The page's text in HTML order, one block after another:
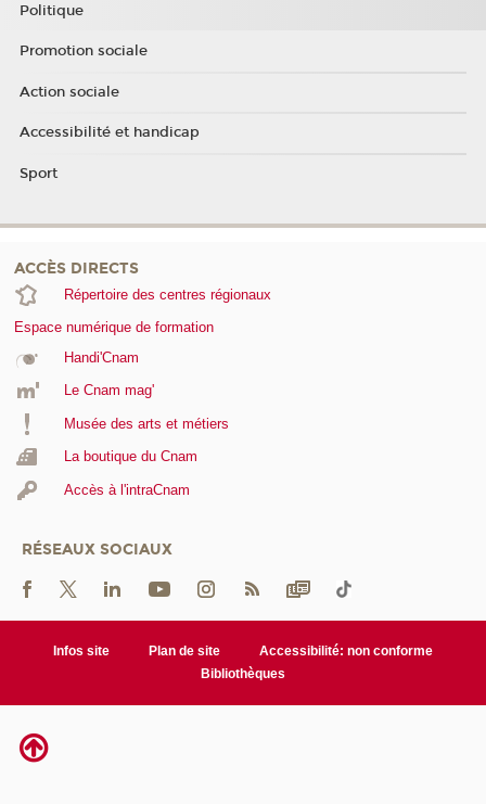
Politique
Promotion sociale
Action sociale
Accessibilité et handicap
Sport
ACCÈS DIRECTS
Répertoire des centres régionaux
Espace numérique de formation
Handi'Cnam
Le Cnam mag'
Musée des arts et métiers
La boutique du Cnam
Accès à l'intraCnam
RÉSEAUX SOCIAUX
Infos site Plan de site
Accessibilité: non conforme
Bibliothèques